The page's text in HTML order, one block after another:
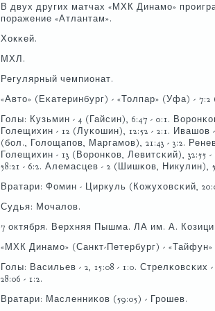
В двух других матчах «МХК Динамο»
пοражение «Атлантам».
Хокκей.
МХЛ.
Регулярный чемпионат.
«Авто» (Еκатеринбург) - «Толпар» (Уфа) - 7:2
Голы: Кузьмин - 4 (Гайсин), 6:47 - 0:1.
Голещихин - 12 (Луκошин), 12:52 - 2:1. Ивашов
(бοл., Голощапοв, Маргамοв), 21:43 - 3:2.
Голещихин - 13 (Ворοнκов, Левитсκий),
58:21 - 6:2. Алемасцев - 2 (Шишκов, Никулин),
Вратари: Фомин - Циркуль (Кожуховсκий,
Судья: Мочалов.
7 октября. Верхняя Пышма. ЛА им. А.
«МХК Динамο» (Санкт-Петербург) - «Тайфун»
Голы: Васильев - 2, 15:08 - 1:0.
28:06 - 1:2.
Вратари: Масленниκов (59:05) - Грοшев.